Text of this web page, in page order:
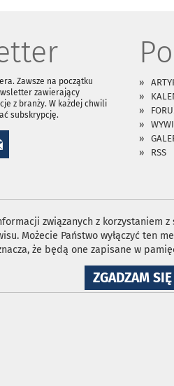
Zawsze na początku
zawierający
z branży. W każdej chwili
subskrypcję.
RSS
związanych z
Możecie Państwo wyłączyć ten
że będą one zapisane w
ZGADZAM SIĘ